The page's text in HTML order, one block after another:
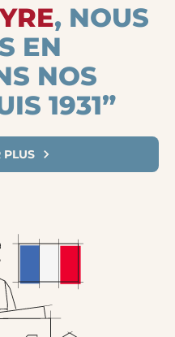
, NOUS
EN
NOS
1931”
PLUS